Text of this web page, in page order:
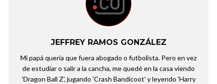
JEFFREY RAMOS GONZÁLEZ
Mi papá quería que fuera abogado o futbolista. Pero en vez
de estudiar o salir a la cancha, me quedé en la casa viendo
'Dragon Ball Z', jugando 'Crash Bandicoot' y leyendo 'Harry